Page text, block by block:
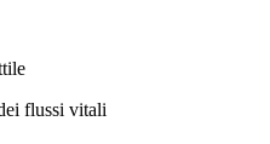
flussi vitali